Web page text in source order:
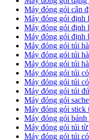
Máy đóng gói cân
Máy đóng gói định
Máy đóng gói định
Máy đóng gói định
Máy đóng gói túi
Máy đóng gói túi
Máy đóng gói túi
Máy đóng gói túi
Máy đóng gói túi
Máy đóng gói túi
Máy đóng gói
Máy đóng gói stick
Máy đóng gói
Máy đóng gói túi
Máy đóng gói túi